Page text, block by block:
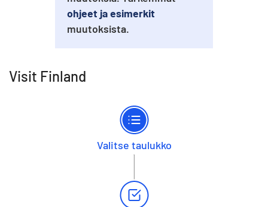
ohjeet ja esimerkit
muutoksista.
Visit Finland
Valitse taulukko